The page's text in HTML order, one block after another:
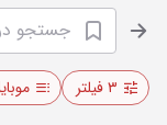
۳ فیلتر